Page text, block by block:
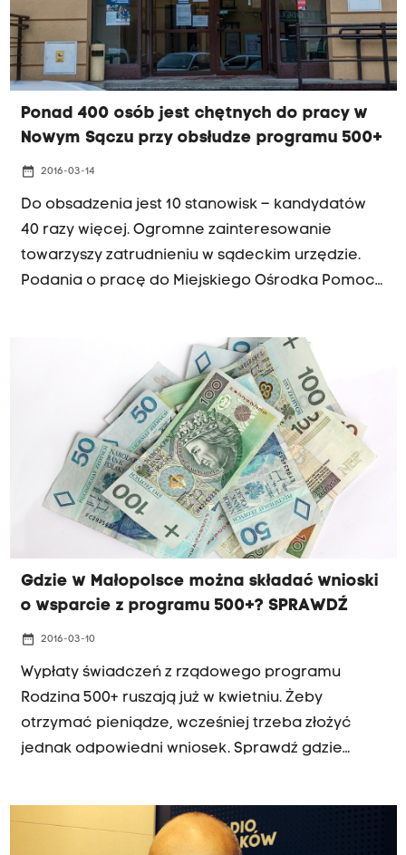
Ponad 400 osób jest chętnych do pracy w
Nowym Sączu przy obsłudze programu 500+
date_range 2016-03-14
Do obsadzenia jest 10 stanowisk – kandydatów
40 razy więcej. Ogromne zainteresowanie
towarzyszy zatrudnieniu w sądeckim urzędzie.
Podania o pracę do Miejskiego Ośrodka Pomocy
Gdzie w Małopolsce można składać wnioski
o wsparcie z programu 500+? SPRAWDŹ
date_range 2016-03-10
Wypłaty świadczeń z rządowego programu
Rodzina 500+ ruszają już w kwietniu. Żeby
otrzymać pieniądze, wcześniej trzeba złożyć
jednak odpowiedni wniosek. Sprawdź gdzie